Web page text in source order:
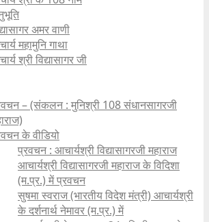
अमर वाणी
महामुनि गाथा
श्री विद्यासागर जी
– (संकलन : मुनिश्री 108 संधानसागरजी
के वीडियो
प्रवचन : आचार्यश्री ‍विद्यासागरजी महाराज
आचार्यश्री विद्यासागरजी महाराज के विदिशा
(म.प्र.) में प्रवचन
सुषमा स्वराज (भारतीय विदेश मंत्री) आचार्यश्री
के दर्शनार्थ नेमावर (म.प्र.) में